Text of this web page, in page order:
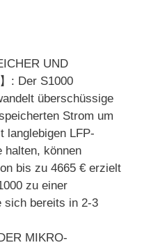
UND
: Der S1000
überschüssige
Strom um
langlebigen LFP-
halten, können
bis zu 4665 € erzielt
zu einer
sich bereits in 2-3
MIKRO-